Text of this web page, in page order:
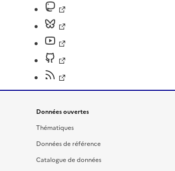
Données ouvertes
Thématiques
Données de référence
Catalogue de données